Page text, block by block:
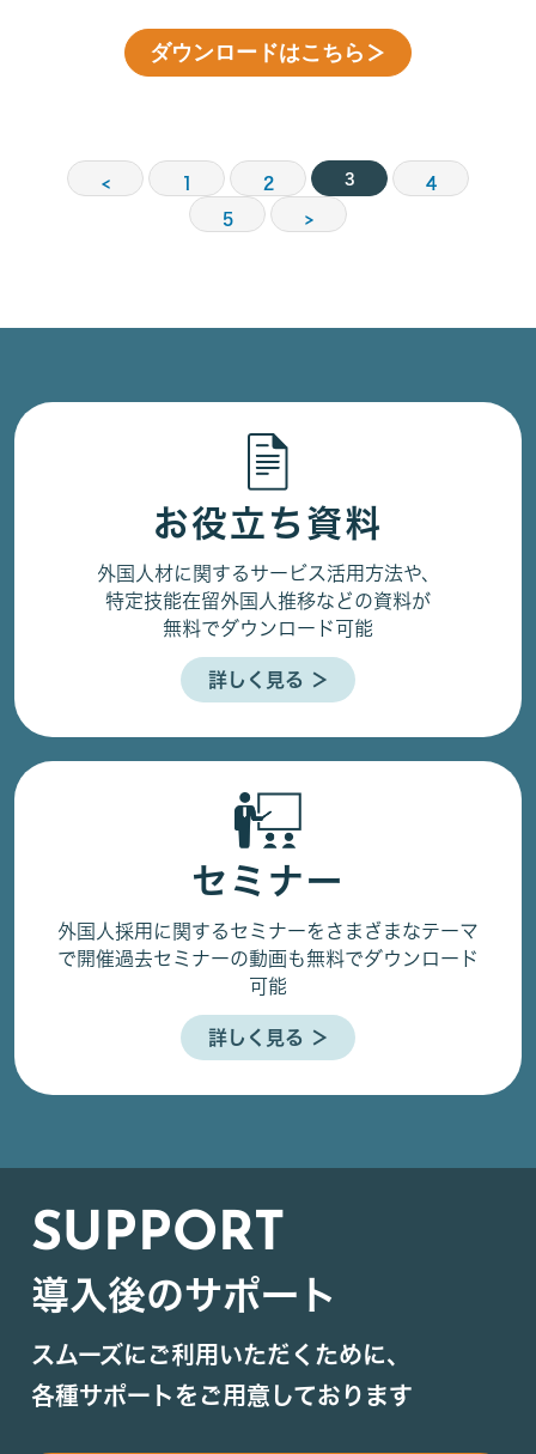
ダウンロードはこちら ＞
< 2 3 4
5 >
お役立ち資料
外国人材に関するサービス活用方法や、
特定技能在留外国人推移などの資料が
無料でダウンロード可能
詳しく見る ＞
セミナー
外国人採用に関するセミナーをさまざまなテーマ
で開催過去セミナーの動画も無料でダウンロード
可能
詳しく見る ＞
SUPPORT
導入後のサポート
スムーズにご利用いただくために、
各種サポートをご用意しております